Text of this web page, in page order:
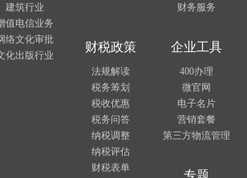
建筑行业
值电信业务
络文化审批
化出版行业
财务服务
财税政策
法规解读
税务筹划
税收优惠
税务问答
纳税调整
纳税评估
财税表单
企业工具
400办理
微官网
电子名片
营销套餐
第三方物流管理
专题